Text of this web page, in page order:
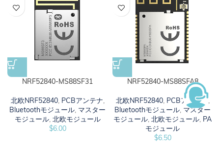
NRF52840-MS88SF31
北欧NRF52840, PCBアンテナ,
Bluetoothモジュール, マスター
モジュール, 北欧モジュール
$6.00
NRF52840-MS88SFA8
北欧NRF52840, PCBアンテナ,
Bluetoothモジュール, マスター
モジュール, 北欧モジュール, PA
モジュール
$6.50